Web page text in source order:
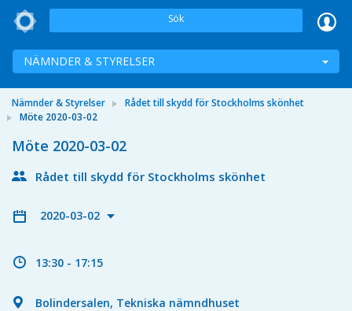
Sök
NÄMNDER & STYRELSER
Nämnder & Styrelser
Rådet till skydd för Stockholms skönhet
Möte 2020-03-02
Möte 2020-03-02
Rådet till skydd för Stockholms skönhet
2020-03-02
13:30 - 17:15
Bolindersalen, Tekniska nämndhuset